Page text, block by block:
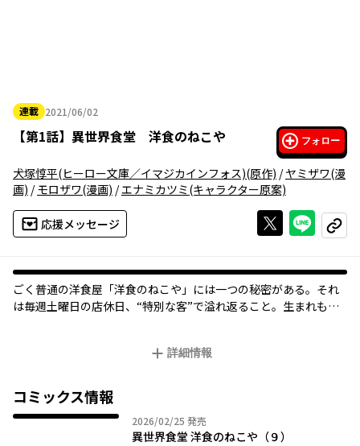
連載 2021/06/02
2021年06月02日
【第1話】 異世界食堂 洋食のねこや フォロー
犬塚惇平(ヒーロー文庫／イマジカインフォス)(原作) /ヤミザワ(漫
画) /モロザワ(漫画) /エナミカツミ(キャラクター原案)
応援メッセージ Xで投稿する
ライン
コピー
ごく普通の洋食屋「洋食のねこや」には一つの秘密がある。それ
は毎週土曜日の店休日、“特別な客”で溢れ返ること。生まれも育
理。そんな不思議で特別な料理を出すお店を“ある世界”の人たち
詳細情報
コミックス情報
2026/02/25 2026年02月25日
発売
異世界食堂 洋食のねこや（９）